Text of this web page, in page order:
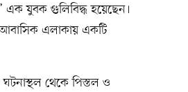
এক যুবক গুলিবিদ্ধ হয়েছেন।
এলাকায় একটি
থেকে পিস্তল ও